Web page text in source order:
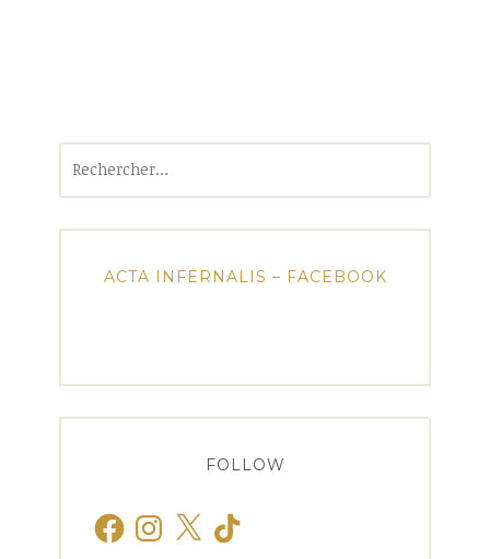
ACTA INFERNALIS – FACEBOOK
FOLLOW
FacebookInstagram
X TikTok